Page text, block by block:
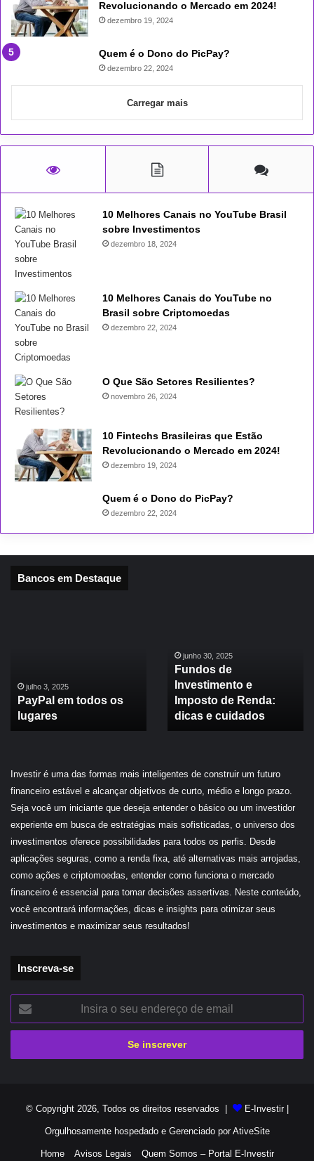
Revolucionando o Mercado em 2024!
dezembro 19, 2024
Quem é o Dono do PicPay?
dezembro 22, 2024
Carregar mais
10 Melhores Canais no YouTube Brasil
sobre Investimentos
dezembro 18, 2024
10 Melhores Canais do YouTube no
Brasil sobre Criptomoedas
dezembro 22, 2024
O Que São Setores Resilientes?
novembro 26, 2024
10 Fintechs Brasileiras que Estão
Revolucionando o Mercado em 2024!
dezembro 19, 2024
Quem é o Dono do PicPay?
dezembro 22, 2024
Bancos em Destaque
Banrisul
Tutorial Cartão de
Crédito Virtual
Banrisul
VIP
exclusivas
pontos
turbinados
no
junho 28, 2025
Cartão Bradesco.
Salas VIP exclusivas e
pontos turbinados no
exterior.
Investir é uma das formas mais inteligentes de construir um futuro
financeiro estável e alcançar objetivos de curto, médio e longo prazo.
Seja você um iniciante que deseja entender o básico ou um investidor
experiente em busca de estratégias mais sofisticadas, o universo dos
investimentos oferece possibilidades para todos os perfis. Desde
aplicações seguras, como a renda fixa, até alternativas mais arrojadas,
como ações e criptomoedas, entender como funciona o mercado
financeiro é essencial para tomar decisões assertivas. Neste conteúdo,
você encontrará informações, dicas e insights para otimizar seus
investimentos e maximizar seus resultados!
Inscreva-se
seu
de
© Copyright 2026, Todos os direitos reservados | E-Investir|
Orgulhosamente hospedado e Gerenciado porAtiveSite
Home Avisos Legais Quem Somos – Portal E-Investir